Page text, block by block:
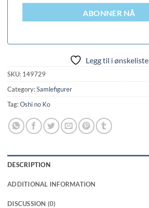
ABONNER NÅ
Legg til i ønskeliste
SKU: 149729
Category:Samlefigurer
Tag:Oshi no Ko
DESCRIPTION
ADDITIONAL INFORMATION
DISCUSSION (0)